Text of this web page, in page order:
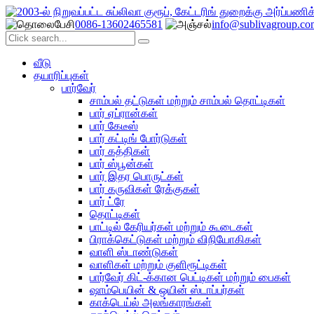
0086-13602465581
வீடு
தயாரிப்புகள்
பார்வேர்
சாம்பல் தட்டுகள் மற்றும் சாம்பல் தொட்டிகள்
பார் ஏப்ரான்கள்
பார் கேடீஸ்
பார் கட்டிங் போர்டுகள்
பார் கத்திகள்
பார் ஸ்பூன்கள்
பார் இதர பொருட்கள்
பார் கருவிகள் ரேக்குகள்
பார் ட்ரே
தொட்டிகள்
பாட்டில் கேரியர்கள் மற்றும் கூடைகள்
பிராக்கெட்டுகள் மற்றும் விநியோகிகள்
வாளி ஸ்டாண்டுகள்
வாளிகள் மற்றும் குளிரூட்டிகள்
பார்வேர் கிட்-க்கான பெட்டிகள் மற்றும் பைகள்
ஷாம்பெயின் & ஒயின் ஸ்டாப்பர்கள்
காக்டெய்ல் அலங்காரங்கள்